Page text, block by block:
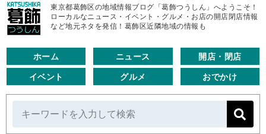
東京都葛飾区の地域情報ブログ「葛飾つうしん」へようこそ！
ローカルなニュース・イベント・グルメ・お店の開店閉店情報
など地元ネタを発信！葛飾区近隣地域の情報も
ホーム ニュース 開店・閉店
イベント グルメ おでかけ